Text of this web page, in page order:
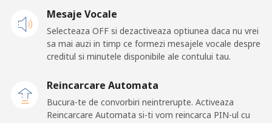
Mesaje Vocale
Selecteaza OFF si dezactiveaza optiunea daca nu vrei
sa mai auzi in timp ce formezi mesajele vocale despre
creditul si minutele disponibile ale contului tau.
Reincarcare Automata
Bucura-te de convorbiri neintrerupte. Activeaza
Reincarcare Automata si-ti vom reincarca PIN-ul cu